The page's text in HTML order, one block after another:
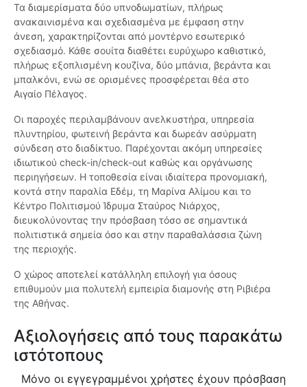
Τα διαμερίσματα δύο υπνοδωματίων, πλήρως
ανακαινισμένα και σχεδιασμένα με έμφαση στην
άνεση, χαρακτηρίζονται από μοντέρνο εσωτερικό
σχεδιασμό. Κάθε σουίτα διαθέτει ευρύχωρο καθιστικό,
πλήρως εξοπλισμένη κουζίνα, δύο μπάνια, βεράντα και
μπαλκόνι, ενώ σε ορισμένες προσφέρεται θέα στο
Αιγαίο Πέλαγος.
Οι παροχές περιλαμβάνουν ανελκυστήρα, υπηρεσία
πλυντηρίου, φωτεινή βεράντα και δωρεάν ασύρματη
σύνδεση στο διαδίκτυο. Παρέχονται ακόμη υπηρεσίες
ιδιωτικού check-in/check-out καθώς και οργάνωσης
περιηγήσεων. Η τοποθεσία είναι ιδιαίτερα προνομιακή,
κοντά στην παραλία Εδέμ, τη Μαρίνα Αλίμου και το
Κέντρο Πολιτισμού Ίδρυμα Σταύρος Νιάρχος,
διευκολύνοντας την πρόσβαση τόσο σε σημαντικά
πολιτιστικά σημεία όσο και στην παραθαλάσσια ζώνη
της περιοχής.
Ο χώρος αποτελεί κατάλληλη επιλογή για όσους
επιθυμούν μια πολυτελή εμπειρία διαμονής στη Ριβιέρα
της Αθήνας.
Αξιολογήσεις από τους παρακάτω
ιστότοπους
Μόνο οι εγγεγραμμένοι χρήστες έχουν πρόσβαση